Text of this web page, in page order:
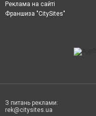
Реклама на сайті
Франшиза "CitySites"
З питань реклами:
rek@citysites.ua